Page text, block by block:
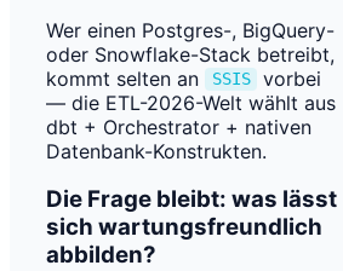
Wer einen Postgres-, BigQuery-
oder Snowflake-Stack betreibt,
kommt selten an
SSIS
vorbei
— die ETL-2026-Welt wählt aus
dbt + Orchestrator + nativen
Datenbank-Konstrukten.
Die Frage bleibt: was lässt
sich wartungsfreundlich
abbilden?